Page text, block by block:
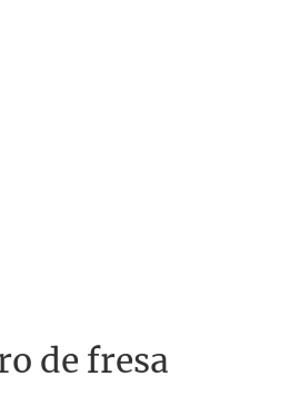
de fresa